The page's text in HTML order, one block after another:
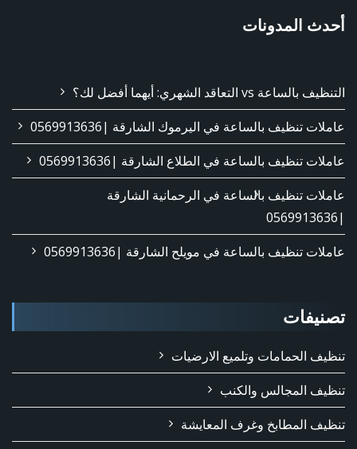
أحدث المدونات
التنظيف بالساعة vs التعاقد الشهري: أيهما أفضل لك؟
عاملات تنظيف بالساعة في اليرموك الشارقة |0569913636
عاملات تنظيف بالساعة في الطلاع الشارقة |0569913636
عاملات تنظيف بالساعة في الرحمانية الشارقة
|0569913636
عاملات تنظيف بالساعة في مويلح الشارقة |0569913636
تصنيفات
تنظيف الحمامات وتلميع الارضيات
تنظيف المجالس والكنب
تنظيف المطابخ وغرف المعايشة